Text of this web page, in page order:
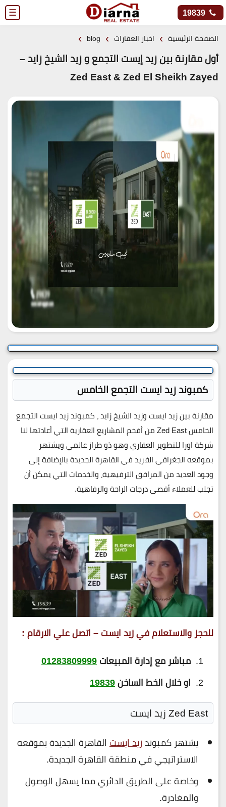
☰ 19839
الصفحة الرئيسية › اخبار العقارات ›
blog
›
أول مقارنة بين زيد إيست التجمع و زيد الشيخ زايد –
Zed East & Zed El Sheikh Zayed
كمبوند زيد ايست التجمع الخامس
مقارنة بين زيد ايست وزيد الشيخ زايد ، كمبوند زيد ايست التجمع
الخامس Zed East من أفخم المشاريع العقارية التي أعادتها لنا
شركة اورا للتطوير العقاري وهو ذو طراز عالمي ويشتهر
بموقعه الجغرافي الفريد في القاهرة الجديدة بالإضافة إلى
وجود العديد من المرافق الترفيهية، والخدمات التي يمكن أن
تجلب للعملاء أقصى درجات الراحة والرفاهية.
للحجز والاستعلام في زيد ايست – اتصل علي الارقام:
مباشر مع إدارة المبيعات01283809999
او خلال الخط الساخن19839
Zed East زيد ايست
يشتهر كمبوندزيد ايست القاهرة الجديدة بموقعه
الاستراتيجي في منطقة القاهرة الجديدة.
وخاصة على الطريق الدائري مما يسهل الوصول
والمغادرة.